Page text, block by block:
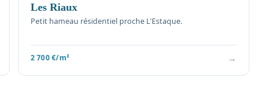
Les Riaux
Petit hameau résidentiel proche L'Estaque.
2 700 €/m² →